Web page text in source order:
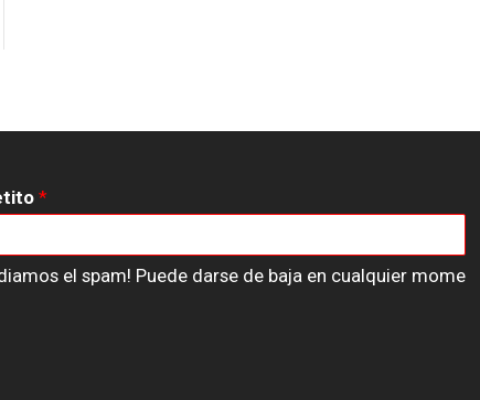
*
el spam! Puede darse de baja en cualquier mome